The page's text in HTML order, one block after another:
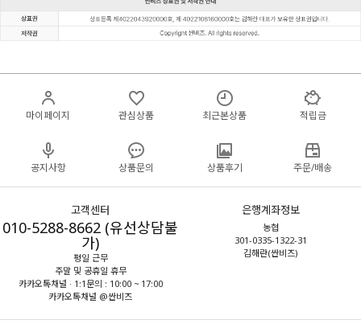
마이페이지 관심상품 최근본상품 적립금
공지사항 상품문의 상품후기 주문/배송
고객센터
010-5288-8662 (유선상담불
가)
평일 근무
주말 및 공휴일 휴무
카카오톡채널 · 1:1문의 : 10:00 ~ 17:00
카카오톡채널 @싼비즈
은행계좌정보
농협
301-0335-1322-31
김해란(싼비즈)